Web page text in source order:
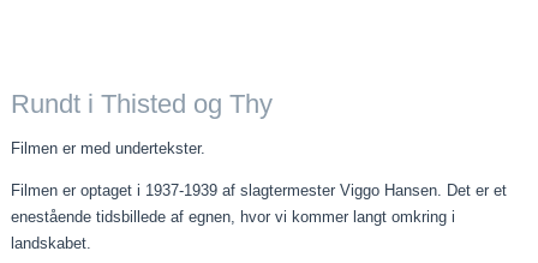
Rundt i Thisted og Thy
Filmen er med undertekster.
Filmen er optaget i 1937-1939 af slagtermester Viggo Hansen. Det er et
enestående tidsbillede af egnen, hvor vi kommer langt omkring i
landskabet.